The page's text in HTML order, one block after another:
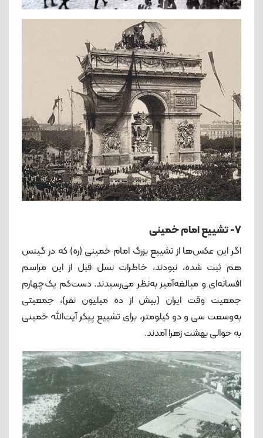
۷- تشییع امام خمینی
اگر این عکس‌ها از تشییع بزرگ امام خمینی (ره) که در گینس
هم ثبت شده، نبودند، خاطرات نسل قبل از این مراسم
افسانه‌ای و مبالغه‌آمیز به‌نظر می‌رسیدند. دست‌کم یک‌چهارم
جمعیت وقت ایران (بیش از ده میلیون نفر)، جمعیتی
به‌وسعت سی و دو کیلومتر، برای تشییع پیکر آیت‌الله خمینی
به حوالی بهشت زهرا آمدند.